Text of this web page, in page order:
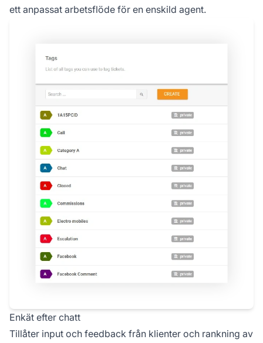
ett anpassat arbetsflöde för en enskild agent.
Enkät efter chatt
Tillåter input och feedback från klienter och rankning av